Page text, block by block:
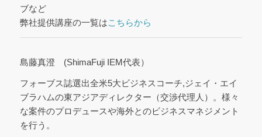
ブなど
弊社提供講座の一覧はこちらから
島藤真澄 (ShimaFuji IEM代表）
フォーブス誌選出全米5大ビジネスコーチ,ジェイ・エイ
ブラハムの東アジアディレクター（交渉代理人）。様々
な案件のプロデュースや海外とのビジネスマネジメント
を行う。